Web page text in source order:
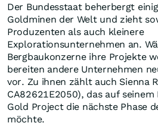
Der Bundesstaat beherbergt
Goldminen der Welt und zieht
Produzenten als auch kleinere
Explorationsunternehmen an.
Bergbaukonzerne ihre Projekte
bereiten andere Unternehmen
vor. Zu ihnen zählt auch Sienna
CA82621E2050), das auf
Gold Project die nächste Phase
möchte.